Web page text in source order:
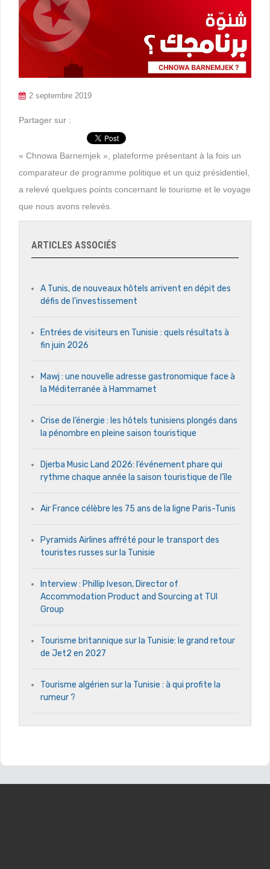
2 septembre 2019
Partager sur :
« Chnowa Barnemjek », plateforme présentant à la fois un
comparateur de programme politique et un quiz présidentiel,
a relevé quelques points concernant le tourisme et le voyage
que nous avons relevés.
ARTICLES ASSOCIÉS
A Tunis, de nouveaux hôtels arrivent en dépit des
défis de l’investissement
Entrées de visiteurs en Tunisie : quels résultats à
fin juin 2026
Mawj : une nouvelle adresse gastronomique face à
la Méditerranée à Hammamet
Crise de l’énergie : les hôtels tunisiens plongés dans
la pénombre en pleine saison touristique
Djerba Music Land 2026: l’événement phare qui
rythme chaque année la saison touristique de l’île
Air France célèbre les 75 ans de la ligne Paris-Tunis
Pyramids Airlines affrété pour le transport des
touristes russes sur la Tunisie
Interview : Phillip Iveson, Director of
Accommodation Product and Sourcing at TUI
Group
Tourisme britannique sur la Tunisie: le grand retour
de Jet2 en 2027
Tourisme algérien sur la Tunisie : à qui profite la
rumeur ?